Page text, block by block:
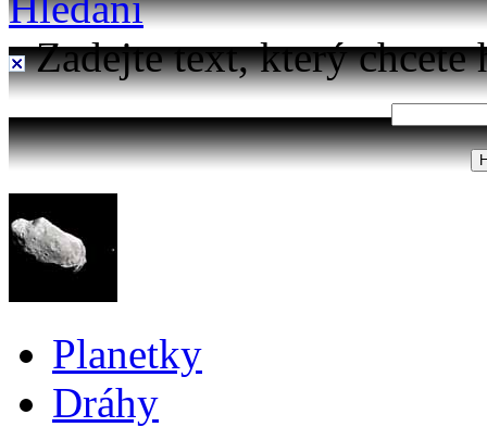
Zadejte text, který chcete
Planetky
Dráhy